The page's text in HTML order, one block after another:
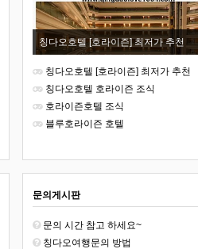
칭다오호텔 [호라이즌] 최저가 추천
칭다오호텔 [호라이즌] 최저가 추천
칭다오호텔 호라이즌 조식
호라이즌호텔 조식
블루호라이즌 호텔
문의게시판
문의 시간 참고 하세요~
칭다오여행문의 방법